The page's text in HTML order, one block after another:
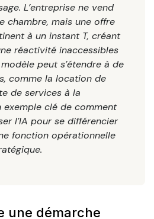
L’entreprise ne vend
chambre, mais une offre
à un instant T, créant
réactivité inaccessibles
peut s’étendre à de
comme la location de
de services à la
exemple clé de comment
l’IA pour se différencier
fonction opérationnelle
une démarche